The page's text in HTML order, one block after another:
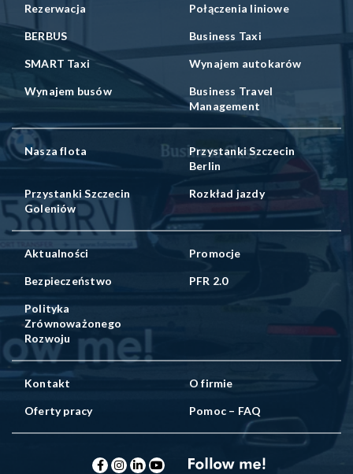
Rezerwacja Połączenia liniowe
BERBUS Business Taxi
SMART Taxi Wynajem autokarów
Wynajem busów
Business Travel
Management
Nasza flota
Przystanki Szczecin
Berlin
Przystanki Szczecin
Goleniów
Rozkład jazdy
Aktualności Promocje
Bezpieczeństwo PFR 2.0
Polityka
Zrównoważonego
Rozwoju
Kontakt O firmie
Oferty pracy Pomoc – FAQ